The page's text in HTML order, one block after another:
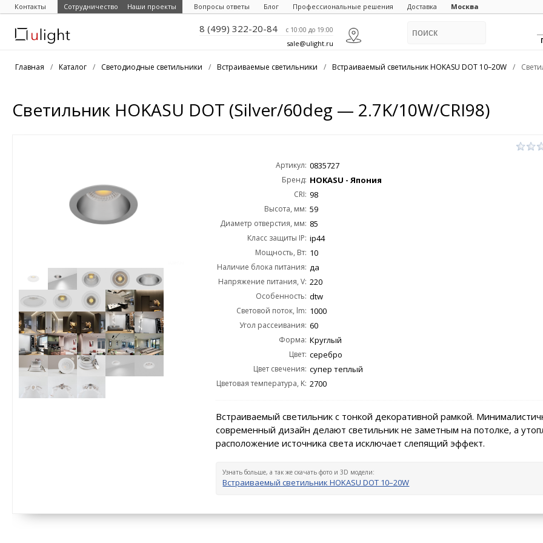
Контакты Сотрудничество Наши проекты Вопросы ответы Блог Профессиональные решения Доставка Москва
8 (499) 322-20-84 c 10:00 до 19:00
sale@ulight.ru
Главная / Каталог / Светодиодные светильники / Встраиваемые светильники / Встраиваемый светильник HOKASU DOT 10–20W /
Светильник HOKASU DOT (Silver/60deg — 2.7K/10W/CRI98)
Артикул: 0835727
Бренд: HOKASU - Япония
CRI: 98
Высота, мм: 59
Диаметр отверстия, мм: 85
Класс защиты IP: ip44
Мощность, Вт: 10
Наличие блока питания: да
Напряжение питания, V: 220
Особенность: dtw
Световой поток, lm: 1000
Угол рассеивания: 60
Форма: Круглый
Цвет: серебро
Цвет свечения: супер теплый
Цветовая температура, K: 2700
Встраиваемый светильник с тонкой декоративной рамкой.
современный дизайн делают светильник не заметным на потолке, а
расположение источника света исключает слепящий эффект.
Узнать больше, а так же скачать фото и 3D модели:
Встраиваемый светильник HOKASU DOT 10–20W